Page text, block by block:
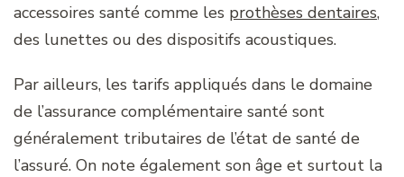
accessoires santé comme les prothèses dentaires,
des lunettes ou des dispositifs acoustiques.
Par ailleurs, les tarifs appliqués dans le domaine
de l’assurance complémentaire santé sont
généralement tributaires de l’état de santé de
l’assuré. On note également son âge et surtout la